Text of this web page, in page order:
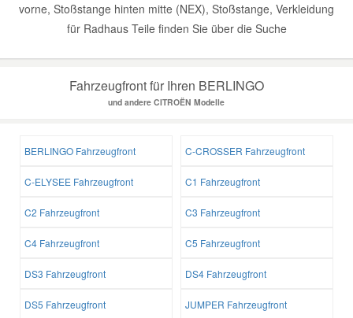
vorne, Stoßstange hinten mitte (NEX), Stoßstange, Verkleidung
für Radhaus Teile finden Sie über die Suche
Fahrzeugfront für Ihren BERLINGO
und andere CITROËN Modelle
BERLINGO Fahrzeugfront C-CROSSER Fahrzeugfront
C-ELYSEE Fahrzeugfront C1 Fahrzeugfront
C2 Fahrzeugfront C3 Fahrzeugfront
C4 Fahrzeugfront C5 Fahrzeugfront
DS3 Fahrzeugfront DS4 Fahrzeugfront
DS5 Fahrzeugfront JUMPER Fahrzeugfront